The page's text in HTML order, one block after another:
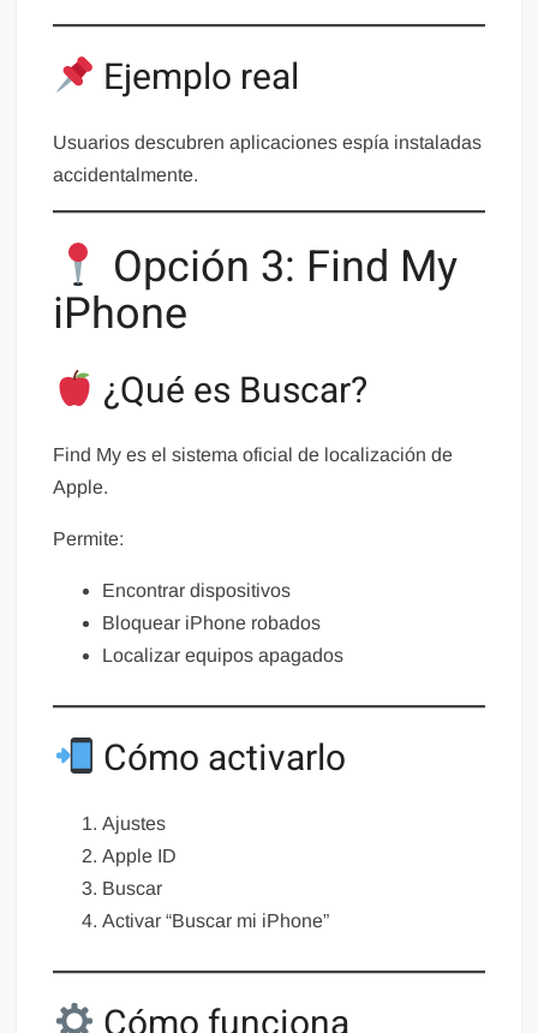
Ejemplo real
Usuarios descubren aplicaciones espía instaladas
accidentalmente.
Opción 3: Find My
iPhone
¿Qué es Buscar?
Find My es el sistema oficial de localización de
Apple.
Permite:
Encontrar dispositivos
Bloquear iPhone robados
Localizar equipos apagados
Cómo activarlo
Ajustes
Apple ID
Buscar
Activar “Buscar mi iPhone”